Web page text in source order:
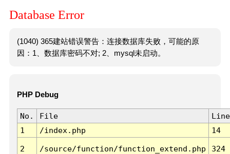
Database Error
(1040) 365建站错误警告：连接数据库失败，可能的原
因：1、数据库密码不对; 2、mysql未启动。
PHP Debug
No. File
Line
1
/index.php 14
2 /source/function/function_extend.php 324